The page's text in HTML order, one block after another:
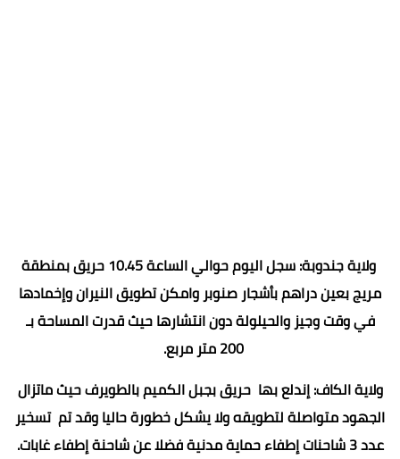
ولاية جندوبة: سجل اليوم حوالي الساعة 10.45 حريق بمنطقة
مريج بعين دراهم بأشجار صنوبر وامكن تطويق النيران وإخمادها
في وقت وجيز والحيلولة دون انتشارها حيث قدرت المساحة بـ
200 متر مربع.
ولاية الكاف: إندلع بها حريق بجبل الكميم بالطويرف حيث ماتزال
الجهود متواصلة لتطويقه ولا يشكل خطورة حاليا وقد تم تسخير
عدد 3 شاحنات إطفاء حماية مدنية فضلا عن شاحنة إطفاء غابات.